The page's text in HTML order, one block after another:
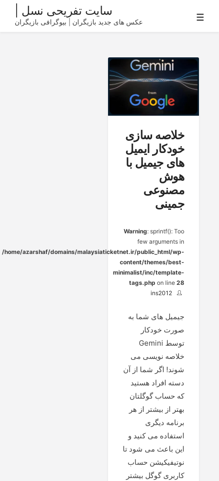
سایت تفریحی نسل |
عکس های جدید بازیگران | بیوگرافی بازیگران ☰
خلاصه سازی
خودکار ایمیل
های جیمیل با
هوش
مصنوعی
جمینی
Warning: sprintf(): Too
few arguments in
/home/azarshaf/domains/malaysiaticketnet.ir/public_html/wp-
content/themes/best-
minimalist/inc/template-
tags.php on line28
ins2012
جیمیل های شما به
صورت خودکار
توسط Gemini
خلاصه نویسی می
شوند! اگر شما از آن
دسته افراد هستید
که حساب گوگلتان
بهتر از بیشتر از هر
برنامه دیگری
استفاده می کنید و
این باعث می شود تا
نوتیفیکیشن حساب
کاربری گوگل بیشتر